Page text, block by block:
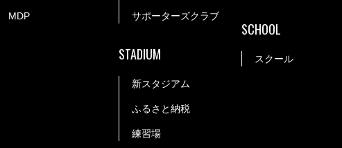
MDP サポーターズクラブ
STADIUM
新スタジアム
ふるさと納税
練習場
SCHOOL
スクール